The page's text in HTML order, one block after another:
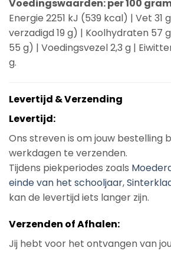
Voedingswaarden: per 100
Energie 2251 kJ (539 kcal) | Vet 31
verzadigd 19 g) | Koolhydraten 57
55 g) | Voedingsvezel 2,3 g |
g.
Levertijd & Verzending
Levertijd:
Ons streven is om jouw bestelling
werkdagen te verzenden.
Tijdens piekperiodes zoals
einde van het schooljaar,
kan de levertijd iets langer zijn.
Verzenden of Afhalen:
Jij hebt voor het ontvangen van